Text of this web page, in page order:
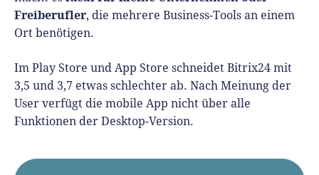
Freiberufler, die mehrere Business-Tools an einem
Ort benötigen.
Im Play Store und App Store schneidet Bitrix24 mit
3,5 und 3,7 etwas schlechter ab. Nach Meinung der
User verfügt die mobile App nicht über alle
Funktionen der Desktop-Version.